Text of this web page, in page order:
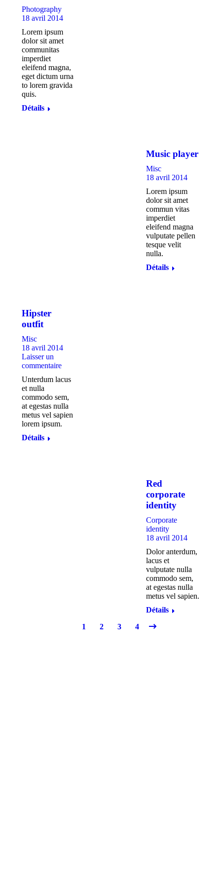
Photography
18 avril 2014
Lorem ipsum
dolor sit amet
communitas
imperdiet
eleifend magna,
eget dictum urna
to lorem gravida
quis.
Détails
Music player
Misc
18 avril 2014
Lorem ipsum
dolor sit amet
commun vitas
imperdiet
eleifend magna
vulputate pellen
tesque velit
nulla.
Détails
Hipster
outfit
Misc
18 avril 2014
Laisser un
commentaire
Unterdum lacus
et nulla
commodo sem,
at egestas nulla
metus vel sapien
lorem ipsum.
Détails
Red
corporate
identity
Corporate
identity
18 avril 2014
Dolor anterdum,
lacus et
vulputate nulla
commodo sem,
at egestas nulla
metus vel sapien.
Détails
1
2 3 4